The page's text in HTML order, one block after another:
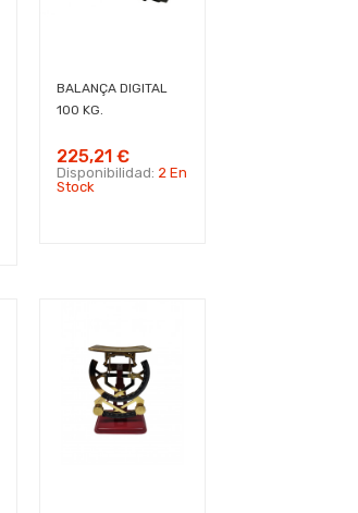
BALANÇA DIGITAL
100 KG.
225,21 €
Disponibilidad: 2 En
Stock